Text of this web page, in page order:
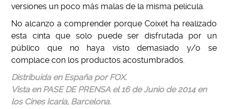
versiones un poco más malas de la misma película.
No alcanzo a comprender porque Coixet ha realizado
esta cinta que solo puede ser disfrutada por un
público que no haya visto demasiado y/o se
complace con los productos acostumbrados.
Distribuida en España por FOX.
Vista en PASE DE PRENSA el 16 de Junio de 2014 en
los Cines Icaria, Barcelona.